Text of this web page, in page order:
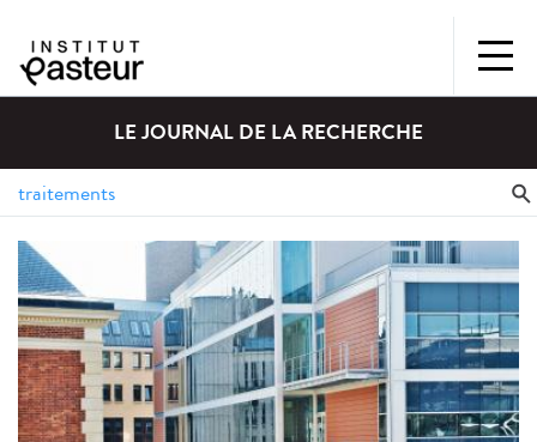
LE JOURNAL DE LA RECHERCHE